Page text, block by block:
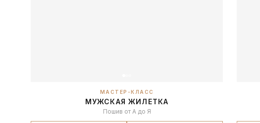
МАСТЕР-КЛАСС
МУЖСКАЯ ЖИЛЕТКА
Пошив от А до Я